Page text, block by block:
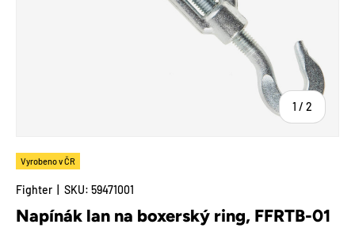
1 / z
2
Vyrobeno v ČR
Fighter SKU: 59471001
Napínák lan na boxerský ring, FFRTB-01